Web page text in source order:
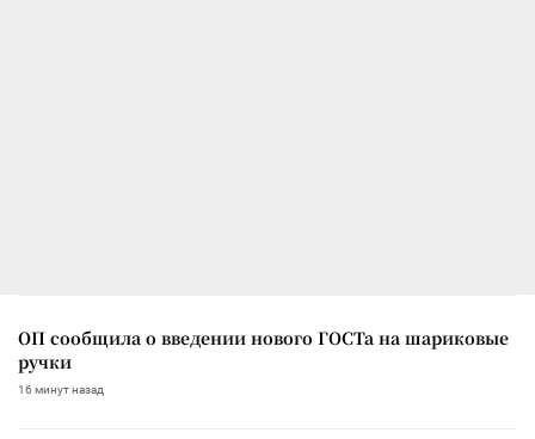
ОП сообщила о введении нового ГОСТа на шариковые
ручки
16 минут назад